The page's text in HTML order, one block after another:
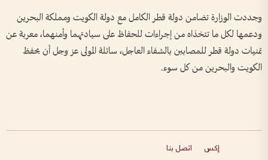
وجددت الوزارة تضامن دولة قطر الكامل مع دولة الكويت ومملكة البحرين
ودعمها لكل ما تتخذاه من إجراءات للحفاظ على سيادتهما وأمنهما، معربة عن
تمنيات دولة قطر للمصابين بالشفاء العاجل، سائلة المولى عز وجل أن يحفظ
الكويت والبحرين من كل سوء.
إكس
اتصل بنا